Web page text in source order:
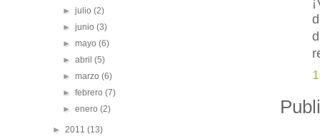
►julio(2)
►junio(3)
►mayo(6)
►abril(5)
►marzo(6)
►febrero(7)
►enero(2)
► 2011 (13)